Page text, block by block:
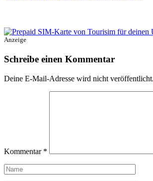
Anzeige
Schreibe einen Kommentar
Deine E-Mail-Adresse wird nicht veröffentlicht.
Kommentar *
Name